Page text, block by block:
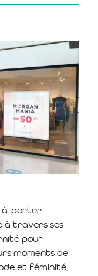
à-porter
à travers ses
pour
moments de
et féminité,